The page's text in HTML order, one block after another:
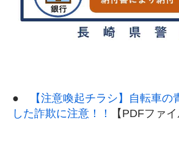
●
【注意喚起チラシ】自転車の
した詐欺に注意！！
【PDFファイ